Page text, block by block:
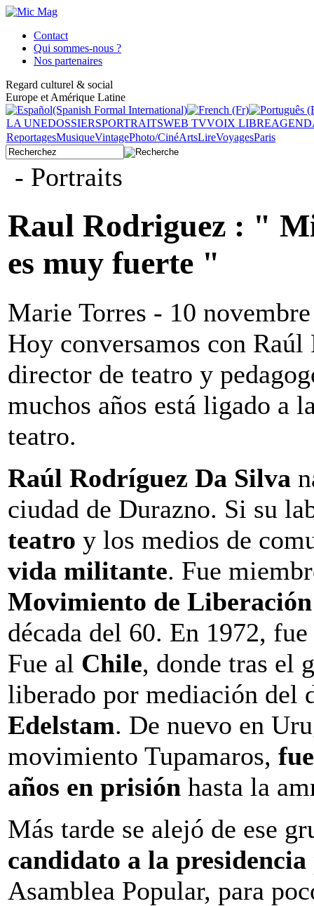
Contact
Qui sommes-nous ?
Nos partenaires
Regard culturel & social
Europe et Amérique Latine
LA UNEDOSSIERSPORTRAITSWEB TVVOIX LIBRE
ReportagesMusiqueVintagePhoto/CinéArtsLireVoyagesParis
- Portraits
Raul Rodriguez : "
es muy fuerte "
Marie Torres - 10
Hoy conversamos con
director de teatro y
muchos años está ligado a
teatro.
Raúl Rodríguez Da Silva
ciudad de Durazno. Si su
teatro y los medios de
vida militante. Fue
Movimiento de
década del 60. En 1972,
Fue al Chile, donde tras el
liberado por mediación del
Edelstam. De nuevo en
movimiento Tupamaros,
años en prisión hasta la
Más tarde se alejó de ese
candidato a la presidencia
Asamblea Popular, para